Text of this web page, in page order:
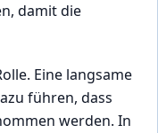
damit die
Eine langsame
führen, dass
werden. In